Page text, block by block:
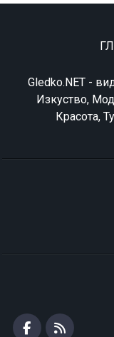
Gledko.NET -
Изкуство,
Красота,